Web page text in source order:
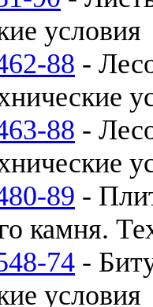
условия
88 -
88 -
89 -
камня.
74 -
условия